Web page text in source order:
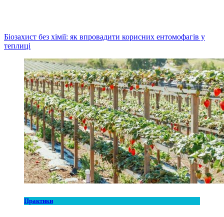
Біозахист без хімії: як впровадити корисних ентомофагів у
теплиці
Практики